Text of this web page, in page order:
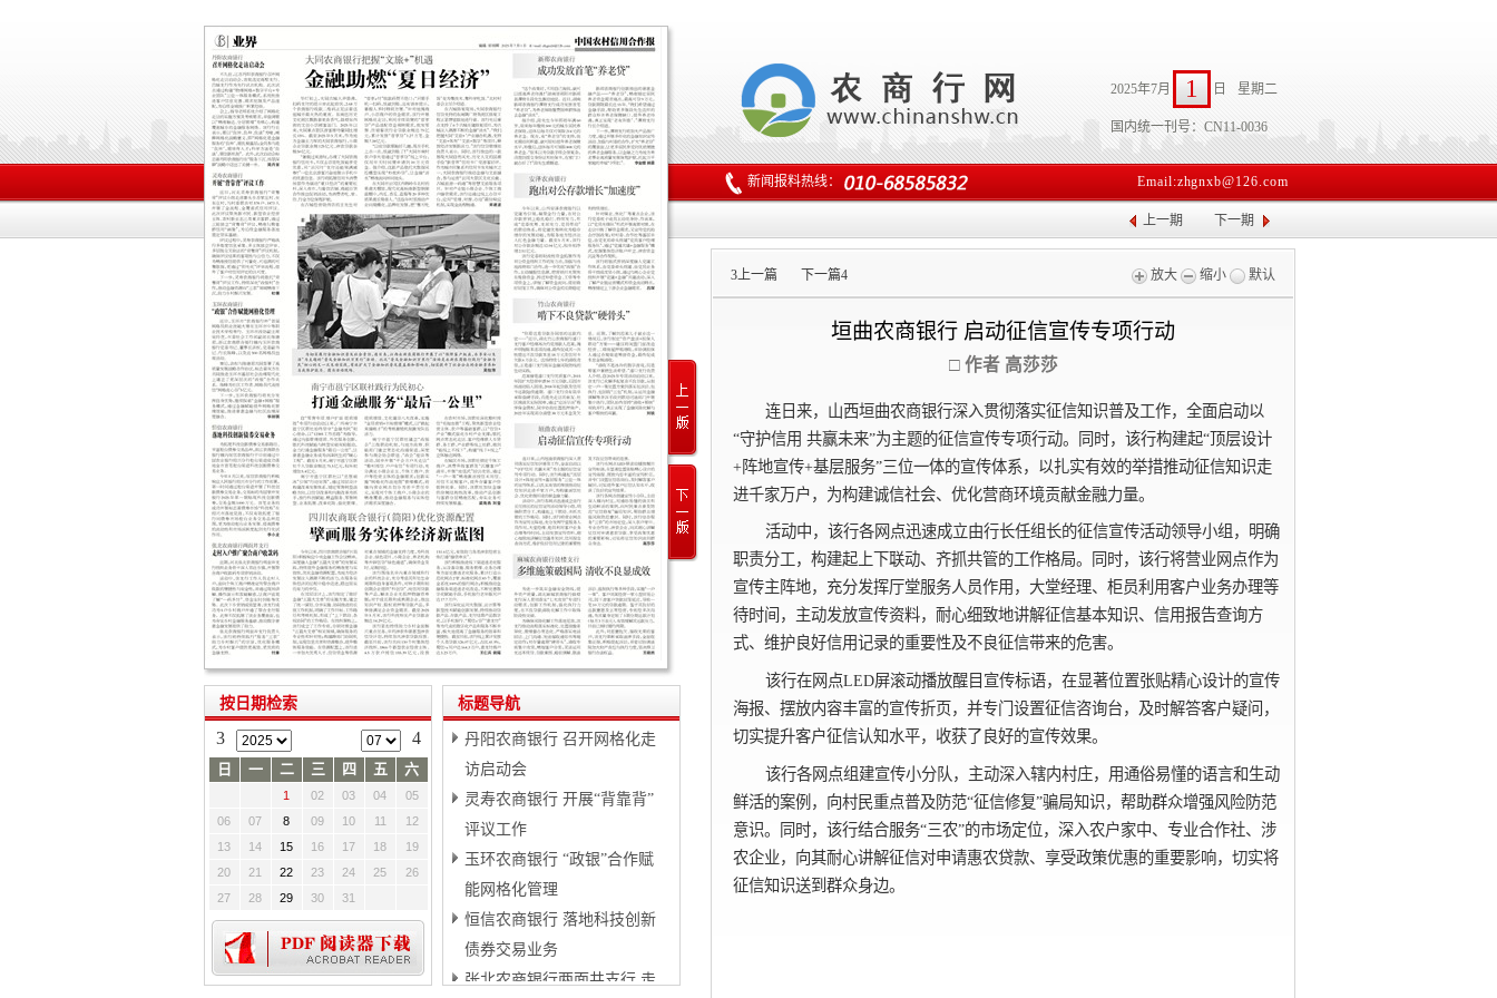
2025年7月 1 日 星期二
国内统一刊号：CN11-0036
Email:zhgnxb@126.com
新闻报料热线：
上一期 下一期
标题导航
丹阳农商银行 召开网格化走
访启动会
灵寿农商银行 开展“背靠背”
评议工作
玉环农商银行 “政银”合作赋
能网格化管理
恒信农商银行 落地科技创新
债券交易业务
张北农商银行两面井支行 走
按日期检索
3 4
日 一 二 三 四 五 六
1 02 03 04
05
06
07 8 09 10 11
12
13
14 15 16 17 18
19
20
21 22 23 24 25
26
27
28 29 30 31
3上一篇 下一篇4 放大 缩小 默认
垣曲农商银行 启动征信宣传专项行动
□ 作者 高莎莎
连日来，山西垣曲农商银行深入贯彻落实征信知识普及工作，全面启动以
“守护信用 共赢未来”为主题的征信宣传专项行动。同时，该行构建起“顶层设计
+阵地宣传+基层服务”三位一体的宣传体系，以扎实有效的举措推动征信知识走
进千家万户，为构建诚信社会、优化营商环境贡献金融力量。
活动中，该行各网点迅速成立由行长任组长的征信宣传活动领导小组，明确
职责分工，构建起上下联动、齐抓共管的工作格局。同时，该行将营业网点作为
宣传主阵地，充分发挥厅堂服务人员作用，大堂经理、柜员利用客户业务办理等
待时间，主动发放宣传资料，耐心细致地讲解征信基本知识、信用报告查询方
式、维护良好信用记录的重要性及不良征信带来的危害。
该行在网点LED屏滚动播放醒目宣传标语，在显著位置张贴精心设计的宣传
海报、摆放内容丰富的宣传折页，并专门设置征信咨询台，及时解答客户疑问，
切实提升客户征信认知水平，收获了良好的宣传效果。
该行各网点组建宣传小分队，主动深入辖内村庄，用通俗易懂的语言和生动
鲜活的案例，向村民重点普及防范“征信修复”骗局知识，帮助群众增强风险防范
意识。同时，该行结合服务“三农”的市场定位，深入农户家中、专业合作社、涉
农企业，向其耐心讲解征信对申请惠农贷款、享受政策优惠的重要影响，切实将
征信知识送到群众身边。